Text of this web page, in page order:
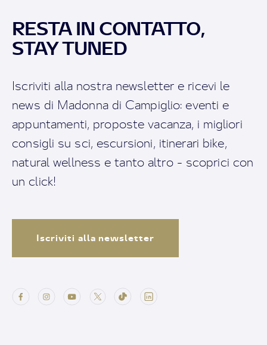
RESTA IN CONTATTO,
STAY TUNED
Iscriviti alla nostra newsletter e ricevi le
news di Madonna di Campiglio: eventi e
appuntamenti, proposte vacanza, i migliori
consigli su sci, escursioni, itinerari bike,
natural wellness e tanto altro - scoprici con
un click!
Iscriviti alla newsletter